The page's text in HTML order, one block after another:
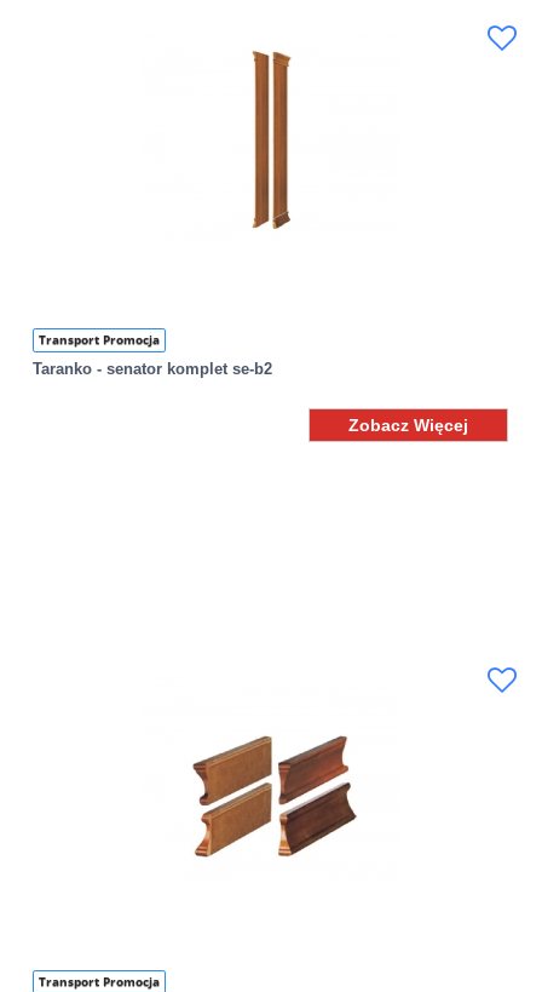
Transport Promocja
Taranko - senator komplet se-b2
Zobacz Więcej
Transport Promocja